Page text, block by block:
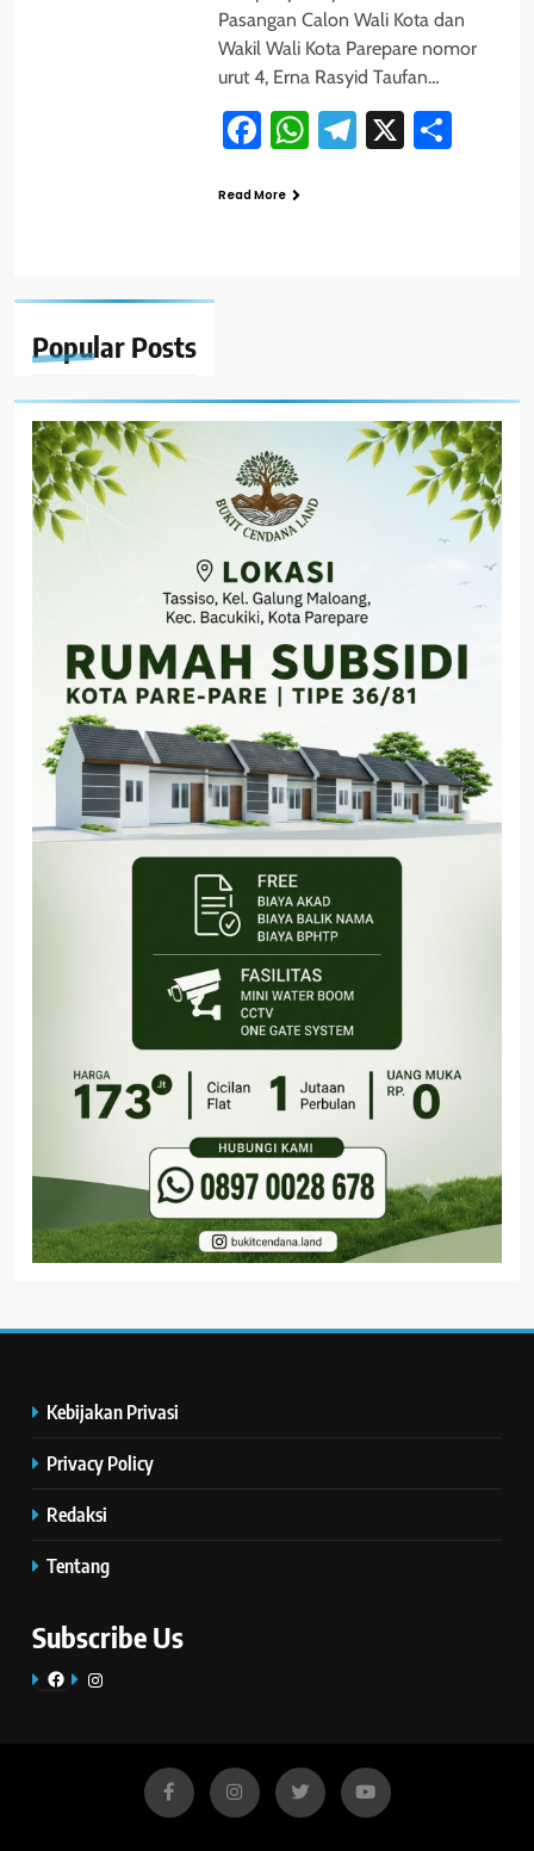
Popular Posts
Pasangan Calon Wali Kota dan
Wakil Wali Kota Parepare nomor
urut 4, Erna Rasyid Taufan…
Facebook
WhatsApp
Telegram
X
Read More
Kebijakan Privasi
Privacy Policy
Redaksi
Tentang
Subscribe Us
FacebookInstagram